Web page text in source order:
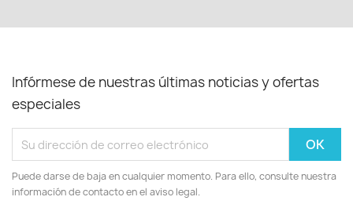
Infórmese de nuestras últimas noticias y ofertas
especiales
Puede darse de baja en cualquier momento. Para ello, consulte nuestra
información de contacto en el aviso legal.